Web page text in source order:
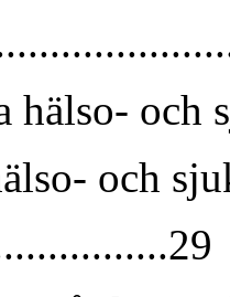
hälso- och
och